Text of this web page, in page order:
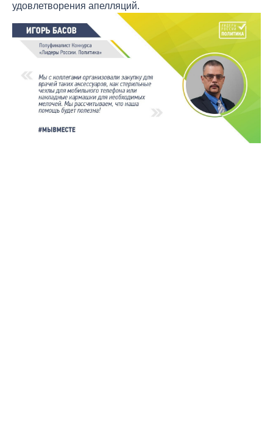
удовлетворения апелляций.